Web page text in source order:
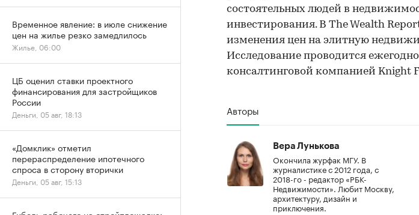
состоятельных людей в
инвестирования. В The Wealth
изменения цен на элитную
Исследование проводится
консалтинговой компанией Knight
Авторы
Вера Лунькова
Окончила журфак МГУ. В
журналистике с 2012 года, с
2018-го - редактор «РБК-
Недвижимости». Любит Москву,
архитектуру, дизайн и
приключения.
Временное явление: в июле снижение
цен на жилье резко замедлилось
Жилье, 06:00
ЦБ оценил ставки проектного
финансирования для застройщиков
России
Деньги, 05 авг, 18:13
«Домклик» отметил
перераспределение ипотечного
спроса в сторону вторички
Деньги, 05 авг, 15:13